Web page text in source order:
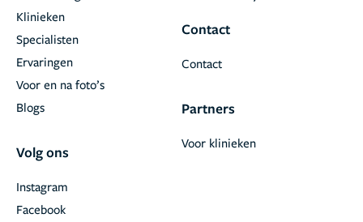
Klinieken
Specialisten
Ervaringen
Voor en na foto’s
Blogs
Volg ons
Facebook
Instagram
Contact
Contact
Partners
Voor klinieken